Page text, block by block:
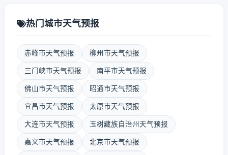
热门城市天气预报
赤峰市天气预报 柳州市天气预报
三门峡市天气预报 南平市天气预报
佛山市天气预报 昭通市天气预报
宜昌市天气预报 太原市天气预报
大连市天气预报 玉树藏族自治州天气预报
嘉义市天气预报 北京市天气预报